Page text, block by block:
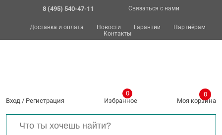
8 (495) 540-47-11 Связаться с нами
Доставка и оплата Новости Гарантии
Партнёрам
Контакты
Вход / Регистрация Избранное
0
Моя корзина
0